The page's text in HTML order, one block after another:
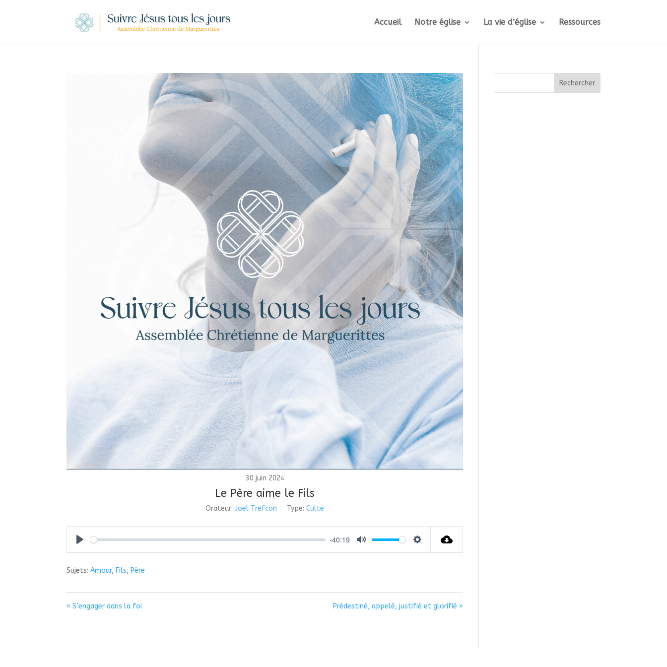
Accueil Notre église La vie d’église Ressources
30 juin 2024
Le Père aime le Fils
Orateur: Joel Trefcon Type: Culte
-40:19
Sujets: Amour, Fils, Père
« S’engager dans la foi Prédestiné, appelé, justifié et glorifié »
Rechercher